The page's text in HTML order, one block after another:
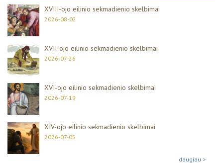
XVIII-ojo eilinio sekmadienio skelbimai
2026-08-02
XVII-ojo eilinio sekmadienio skelbimai
2026-07-26
XVI-ojo eilinio sekmadienio skelbimai
2026-07-19
XIV-ojo eilinio sekmadienio skelbimai
2026-07-05
daugiau >